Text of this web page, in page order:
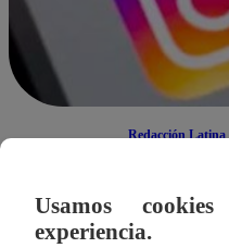
Redacción Latina
La Universidad
Usamos
experiencia.